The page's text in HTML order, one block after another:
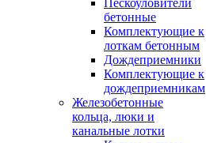
Пескоуловители
бетонные
Комплектующие к
лоткам бетонным
Дождеприемники
Комплектующие к
дождеприемникам
Железобетонные
кольца, люки и
канальные лотки